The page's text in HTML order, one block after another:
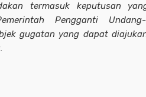
termasuk keputusan
Pengganti
gugatan yang dapat